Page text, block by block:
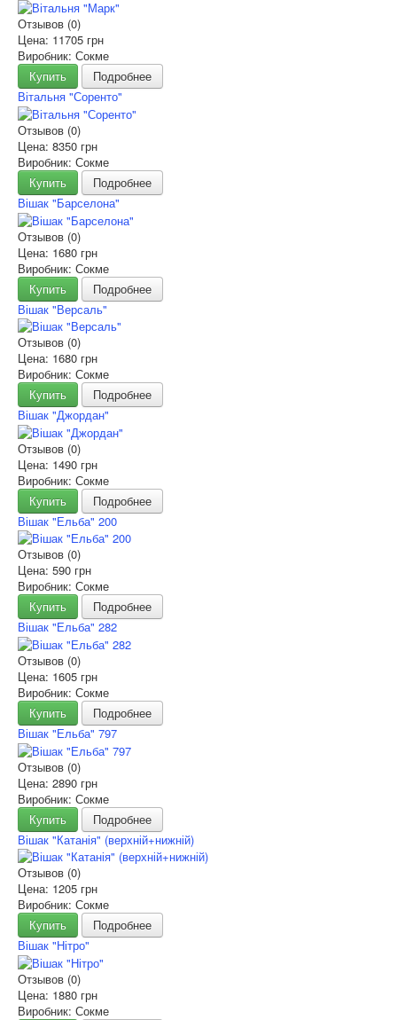
Отзывов (0)
Цена: 11705 грн
Виробник: Сокме
Купить
Подробнее
Вітальня "Соренто"
Отзывов (0)
Цена: 8350 грн
Виробник: Сокме
Купить
Подробнее
Вішак "Барселона"
Отзывов (0)
Цена: 1680 грн
Виробник: Сокме
Купить
Подробнее
Вішак "Версаль"
Отзывов (0)
Цена: 1680 грн
Виробник: Сокме
Купить
Подробнее
Вішак "Джордан"
Отзывов (0)
Цена: 1490 грн
Виробник: Сокме
Купить
Подробнее
Вішак "Ельба" 200
Отзывов (0)
Цена: 590 грн
Виробник: Сокме
Купить
Подробнее
Вішак "Ельба" 282
Отзывов (0)
Цена: 1605 грн
Виробник: Сокме
Купить
Подробнее
Вішак "Ельба" 797
Отзывов (0)
Цена: 2890 грн
Виробник: Сокме
Купить
Подробнее
Вішак "Катанія" (верхній+нижній)
Отзывов (0)
Цена: 1205 грн
Виробник: Сокме
Купить
Подробнее
Вішак "Нітро"
Отзывов (0)
Цена: 1880 грн
Виробник: Сокме